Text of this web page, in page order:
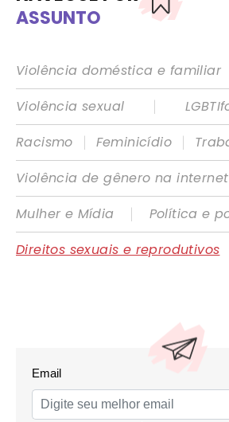
ASSUNTO
Violência doméstica e familiar
Violência sexual
|
Racismo
| Feminicídio |
Violência de gênero na internet
Mulher e Mídia
|
Política e
Direitos sexuais e reprodutivos